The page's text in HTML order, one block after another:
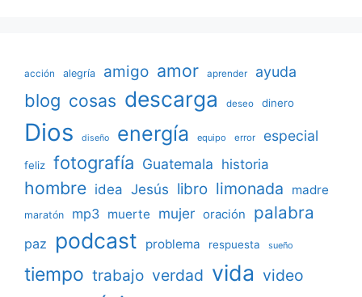
acción alegría amigo amor aprender ayuda
blog cosas descarga deseo dinero
Dios diseño energía equipo error especial
feliz fotografía Guatemala historia
hombre idea Jesús libro limonada madre
maratón mp3 muerte mujer oración palabra
paz podcast problema respuesta sueño
tiempo trabajo verdad vida video